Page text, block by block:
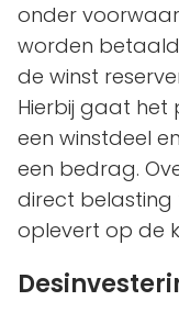
onder
worden
de winst
Hierbij gaat het
een winstdeel
een bedrag.
direct belasting
oplevert op de